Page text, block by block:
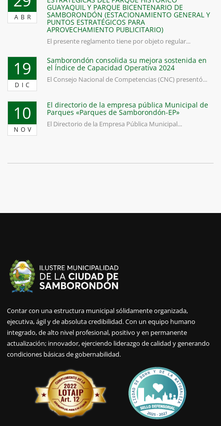
ABR
GUAYAQUIL Y PARQUE BICENTENARIO DE
SAMBORONDÓN (ESTACIONAMIENTO GENERAL Y
PUNTOS ESTRATÉGICOS PARA
APROVECHAMIENTO PUBLICITARIO)
El presente reglamento tiene por objeto regular...
19
DIC
Samborondón consolida su mejora sostenida en
el Índice de Capacidad Operativa 2024
El Consejo Nacional de Competencias (CNC) presentó...
10
NOV
El directorio de la empresa pública Municipal de
Parques «Parques de Samborondón-EP»
El Directorio de la Empresa Pública Municipal...
Contar con una estructura municipal sólidamente organizada,
ejecutiva, ágil y de absoluta credibilidad. Con un equipo humano
integrado, de alto nivel profesional, positivo y en permanente
actualización; innovador, ejerciendo liderazgo de calidad y generando
condiciones básicas de gobernabilidad.